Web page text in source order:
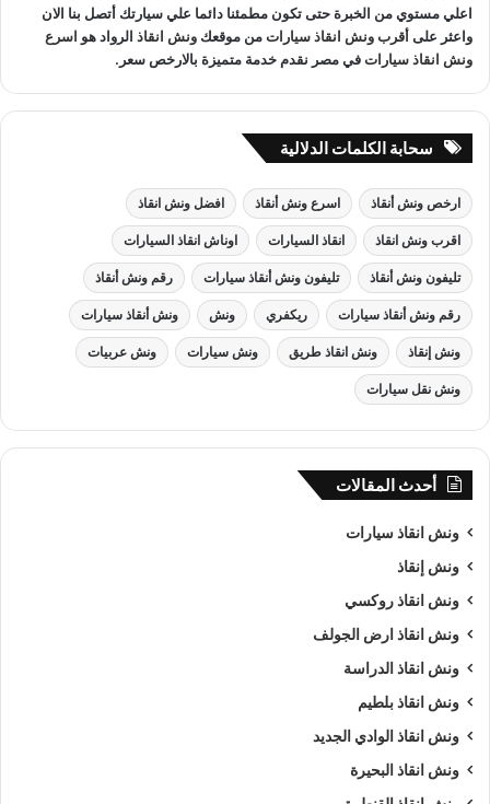
اعلي مستوي من الخبرة حتى تكون مطمئنا دائما علي سيارتك أتصل بنا الان
واعثر علىأقرب ونش انقاذ سياراتمن موقعك ونش انقاذ الرواد هو اسرع
ونش انقاذ سياراتفي مصر نقدم خدمة متميزة بالارخص سعر.
سحابة الكلمات الدلالية
ارخص ونش أنقاذ اسرع ونش أنقاذ افضل ونش انقاذ
اقرب ونش انقاذ انقاذ السيارات اوناش انقاذ السيارات
تليفون ونش أنقاذ تليفون ونش أنقاذ سيارات رقم ونش أنقاذ
رقم ونش أنقاذ سيارات ريكفري ونش ونش أنقاذ سيارات
ونش إنقاذ ونش انقاذ طريق ونش سيارات ونش عربيات
ونش نقل سيارات
أحدث المقالات
ونش انقاذ سيارات
ونش إنقاذ
ونش انقاذ روكسي
ونش انقاذ ارض الجولف
ونش انقاذ الدراسة
ونش انقاذ بلطيم
ونش انقاذ الوادي الجديد
ونش انقاذ البحيرة